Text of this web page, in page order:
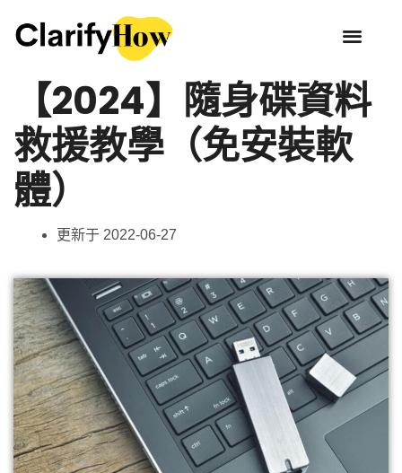
【2024】隨身碟資料
救援教學（免安裝軟
體）
更新于 2022-06-27